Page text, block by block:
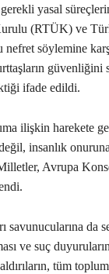
gerekli yasal
(RTÜK) ve
söylemine
güvenliğini
ifade edildi.
ilişkin harekete
insanlık
Avrupa
savunucularına da
ve suç
tüm